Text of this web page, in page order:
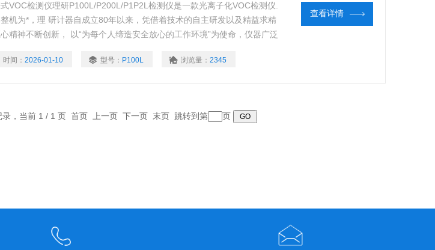
VOC检测仪理研P100L/P200L/P1P2L检测仪是一款光离子化VOC检测仪.
机为*，理 研计器自成立80年以来，凭借着技术的自主研发以及精益求精
精神不断创新， 以“为每个人缔造安全放心的工作环境”为使命，仪器广泛
时间： 2026-01-10 型号： P100L 浏览量： 2345
查看详情
录，当前 1 / 1 页 首页 上一页 下一页 末页 跳转到第 页